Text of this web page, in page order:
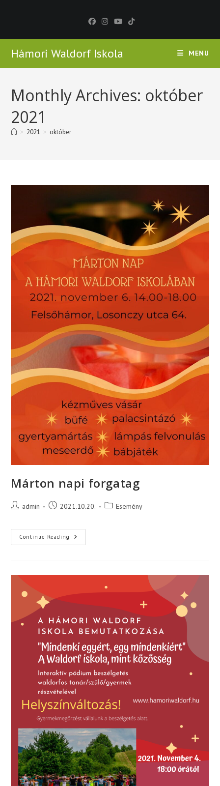
Hámori Waldorf Iskola MENU
Monthly Archives: október
2021
> 2021 > október
Márton napi forgatag
Postadmin
Post2021.10.20.
PostEsemény
Continue Reading Márton
Napi